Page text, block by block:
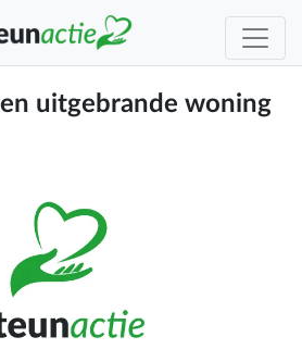
uitgebrande woning